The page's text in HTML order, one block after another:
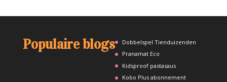
Populaire blogs
Dobbelspel Tienduizenden
Pranamat Eco
Kidsproof pastasaus
Kobo Plus abonnement